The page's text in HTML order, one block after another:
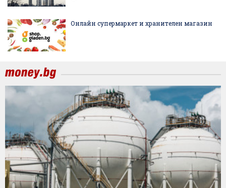
Онлайн супермаркет и хранителен магазин